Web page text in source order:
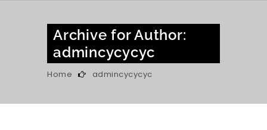
Archive for Author:
admincycycyc
Home admincycycyc